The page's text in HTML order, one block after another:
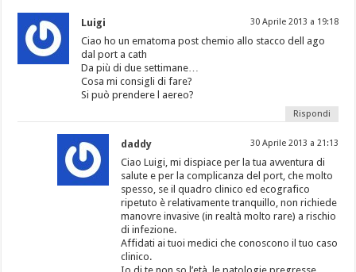
Luigi 30 Aprile 2013 a 19:18
Ciao ho un ematoma post chemio allo stacco dell ago
dal port a cath
Da più di due settimane…
Cosa mi consigli di fare?
Si può prendere l aereo?
Rispondi
daddy 30 Aprile 2013 a 21:13
Ciao Luigi, mi dispiace per la tua avventura di
salute e per la complicanza del port, che molto
spesso, se il quadro clinico ed ecografico
ripetuto è relativamente tranquillo, non richiede
manovre invasive (in realtà molto rare) a rischio
di infezione.
Affidati ai tuoi medici che conoscono il tuo caso
clinico.